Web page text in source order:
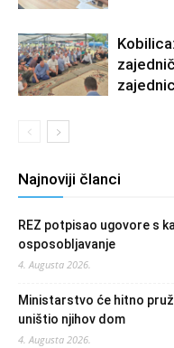
Najnoviji članci
REZ potpisao ugovore s
osposobljavanje
4. Augusta 2026.
Ministarstvo će hitno
uništio njihov dom
4. Augusta 2026.